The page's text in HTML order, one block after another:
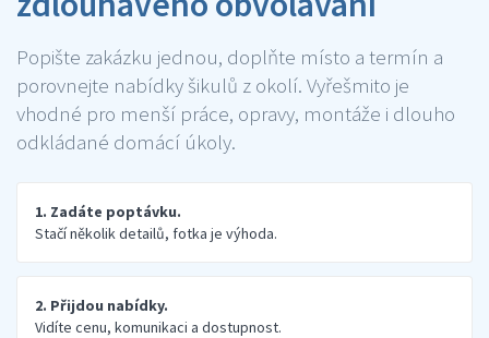
Popište zakázku jednou, doplňte místo a termín a
porovnejte nabídky šikulů z okolí. Vyřešmito je
vhodné pro menší práce, opravy, montáže i dlouho
odkládané domácí úkoly.
1. Zadáte poptávku.
Stačí několik detailů, fotka je výhoda.
2. Přijdou nabídky.
Vidíte cenu, komunikaci a dostupnost.